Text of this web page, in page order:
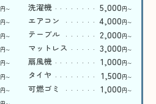
円〜 洗濯機 5,000円〜
円〜 エアコン 4,000円〜
円〜 テーブル 2,000円〜
円〜 マットレス 3,000円〜
円〜 扇風機 1,000円〜
円〜 タイヤ 1,500円〜
円〜 可燃ゴミ 1,000円〜